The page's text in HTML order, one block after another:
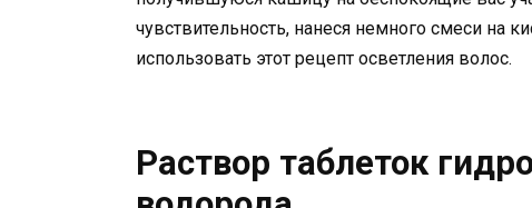
чувствительность, нанеся немного смеси на
использовать этот рецепт осветления волос.
Раствор таблеток